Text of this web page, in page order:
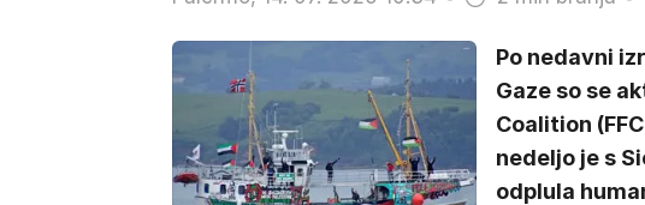
Po nedavni
Gaze so se
Coalition
nedeljo je s
odplula